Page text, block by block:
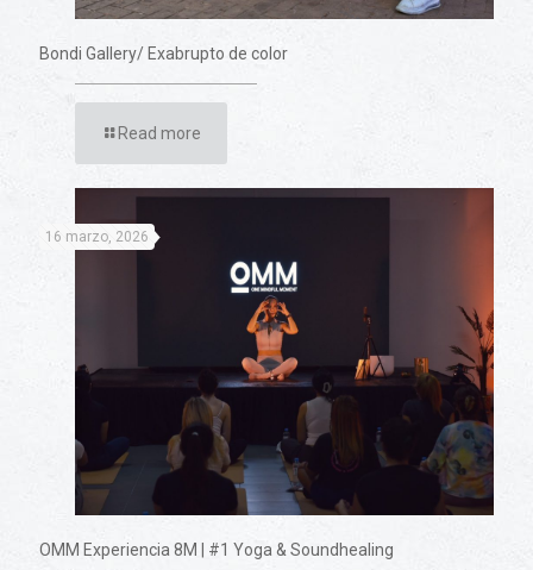
Bondi Gallery/ Exabrupto de color
Read more
16 marzo, 2026
OMM Experiencia 8M | #1 Yoga & Soundhealing